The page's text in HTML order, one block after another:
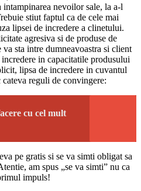
nevoilor sale, la a-l
stiut faptul ca de cele mai
lipsei de incredere a clinetului.
agresiva si de produse de
sta intre dumneavoastra si client
in capacitatile produsului
lipsa de incredere in cuvantul
reguli de convingere:
cu cel mult
pe gratis si se va simti obligat sa
am spus „se va simti” nu ca
impuls!